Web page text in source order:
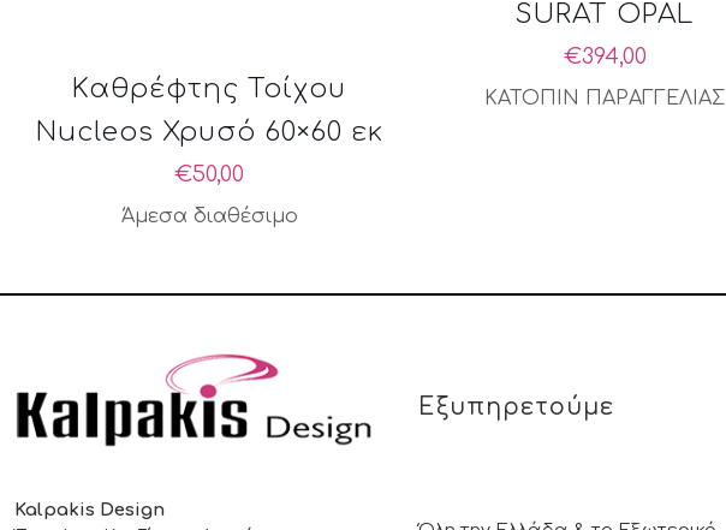
Καθρέφτης Τοίχου
Nucleos Χρυσό 60×60 εκ
€50,00
Άμεσα διαθέσιμο
SURAT OPAL
€394,00
ΚΑΤΟΠΙΝ ΠΑΡΑΓΓΕΛΙΑΣ
Kalpakis Design
Εξυπηρετούμε